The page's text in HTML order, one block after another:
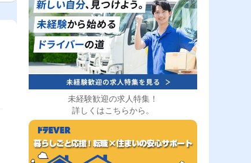
未経験歓迎の求人特集！
詳しくはこちらから。